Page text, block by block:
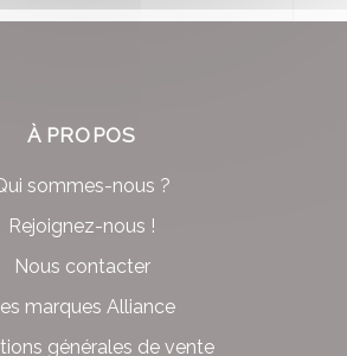
À PROPOS
sommes-nous ?
Rejoignez-nous !
Nous contacter
marques Alliance
générales de vente